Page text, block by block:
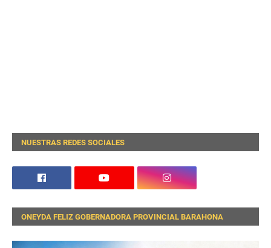
NUESTRAS REDES SOCIALES
ONEYDA FELIZ GOBERNADORA PROVINCIAL BARAHONA